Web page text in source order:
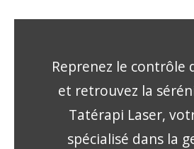
Reprenez le contrôle
et retrouvez la
Tatérapi Laser,
spécialisé dans la